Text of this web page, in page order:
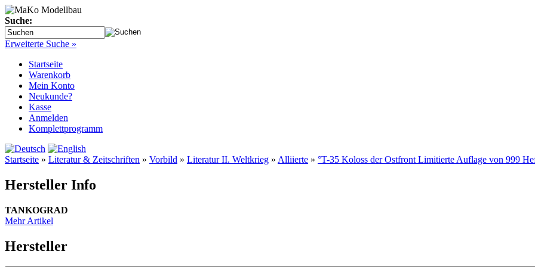
Suche:
Erweiterte Suche »
Startseite
Warenkorb
Mein Konto
Neukunde?
Kasse
Anmelden
Komplettprogramm
Startseite » Literatur & Zeitschriften » Vorbild » Literatur II. Weltkrieg » Alliierte » °T-35 Koloss der Ostfront Limitierte Auflage von 999
Hersteller Info
TANKOGRAD
Mehr Artikel
Hersteller